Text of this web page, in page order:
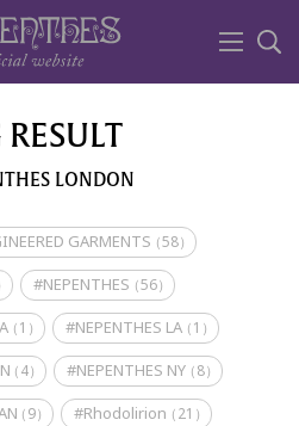
LONDON
GARMENTS（58）
#NEPENTHES（56）
（1） #NEPENTHES LA（1）
（4） #NEPENTHES NY（8）
（9） #Rhodolirion（21）